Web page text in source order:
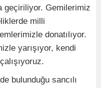
geçiriliyor. Gemilerimiz
milli
donatılıyor.
yarışıyor, kendi
bulunduğu sancılı